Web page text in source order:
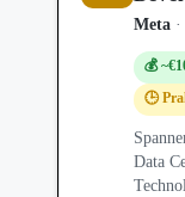
Meta
💰
🕒
Data